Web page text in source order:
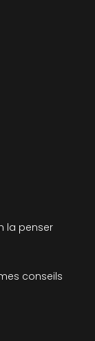
la penser
conseils